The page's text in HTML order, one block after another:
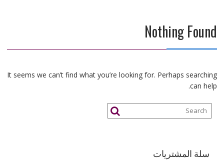
Nothing Found
It seems we can’t find what you’re looking for. Perhaps searching
can help.
سلة المشتريات